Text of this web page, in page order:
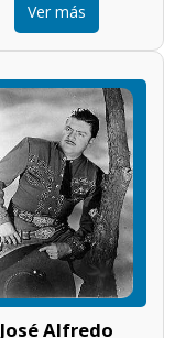
Ver más
José Alfredo